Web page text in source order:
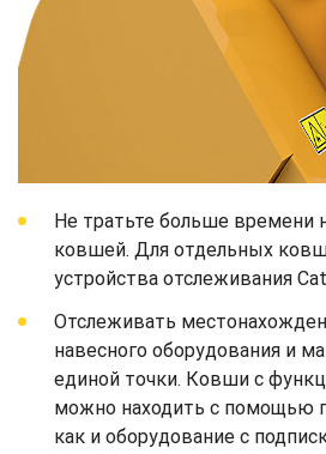
Не тратьте больше времени
ковшей. Для отдельных
устройства отслеживания
Отслеживать
навесного оборудования и
единой точки. Ковши с
можно находить с помощью
как и оборудование с